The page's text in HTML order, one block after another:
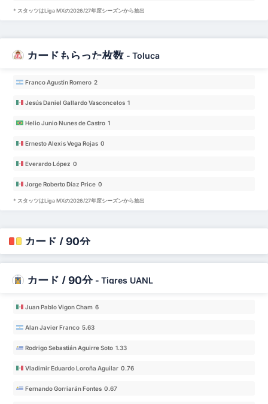
* スタッツはLiga MXの2026/27年度シーズンから抽出
カードもらった枚数 - Toluca
Franco Agustín Romero 2
Jesús Daniel Gallardo Vasconcelos 1
Helio Junio Nunes de Castro 1
Ernesto Alexis Vega Rojas 0
Everardo López 0
Jorge Roberto Díaz Price 0
* スタッツはLiga MXの2026/27年度シーズンから抽出
カード / 90分
カード / 90分 - Tigres UANL
Juan Pablo Vigon Cham 6
Alan Javier Franco 5.63
Rodrigo Sebastián Aguirre Soto 1.33
Vladimir Eduardo Loroña Aguilar 0.76
Fernando Gorriarán Fontes 0.67